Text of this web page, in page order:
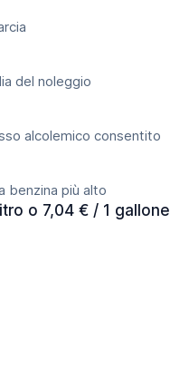
del noleggio
alcolemico consentito
benzina più alto
o 7,04 € / 1 gallone